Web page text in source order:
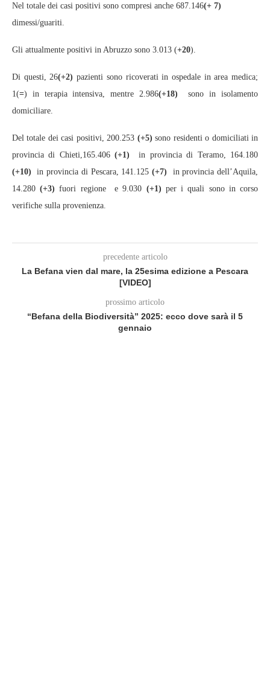
Nel totale dei casi positivi sono compresi anche 687.146(+ 7)
dimessi/guariti.
Gli attualmente positivi in Abruzzo sono 3.013 (+20).
Di questi, 26(+2) pazienti sono ricoverati in ospedale in area medica;
1(=) in terapia intensiva, mentre 2.986(+18) sono in isolamento
domiciliare.
Del totale dei casi positivi, 200.253 (+5) sono residenti o domiciliati in
provincia di Chieti,165.406(+1) in provincia di Teramo, 164.180
(+10)
in provincia di Pescara, 141.125 (+7)
in provincia dell’Aquila,
14.280(+3) fuori regione e 9.030 (+1) per i quali sono in corso
verifiche sulla provenienza.
precedente articolo
La Befana vien dal mare, la 25esima edizione a Pescara
[VIDEO]
prossimo articolo
“Befana della Biodiversità” 2025: ecco dove sarà il 5
gennaio